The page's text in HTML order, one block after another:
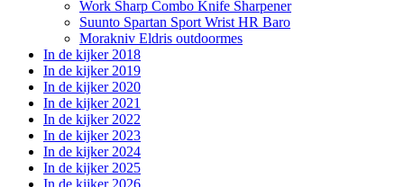
Work Sharp Combo Knife Sharpener
Suunto Spartan Sport Wrist HR Baro
Morakniv Eldris outdoormes
In de kijker 2018
In de kijker 2019
In de kijker 2020
In de kijker 2021
In de kijker 2022
In de kijker 2023
In de kijker 2024
In de kijker 2025